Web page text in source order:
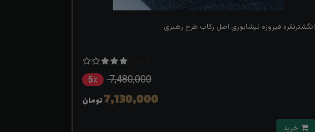
انگشترنقره فیروزه نیشابوری اصل رکاب طرح رهبری
7,480,000 5٪
7,130,000تومان
خرید